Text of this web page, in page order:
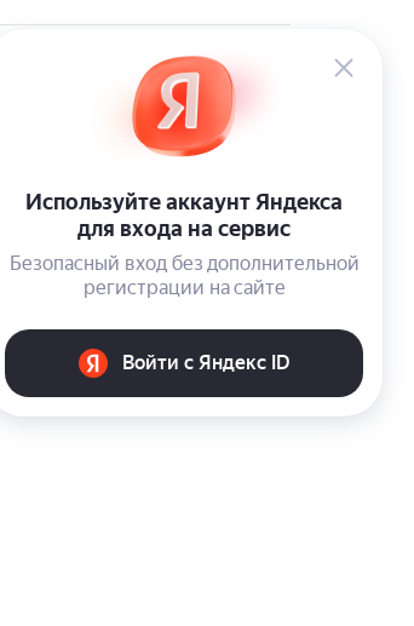
Ваш город:
+7 (495) 223-46-26
Калькулятор скидки
ул. Изумрудная, участок 5
п. Пионерский, ул. Школьная, д. 4